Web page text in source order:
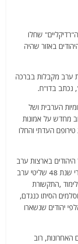
שחלו
באזור שהיה
ערב מקבלות בברכה
נכתב בדו"ח.
הערבית ושל
מחדש על אמונות
טירופם העדתי והחלו
ישראל בשנת 1948מספר היהודים בארצות ערב
היה גדול ממספר היהודים בפלסטין , ומיד אחרי שנת 48 שליטי ערב
,התקשורת
הסיתו כנגדם,
יהודים שנשארו
רוב